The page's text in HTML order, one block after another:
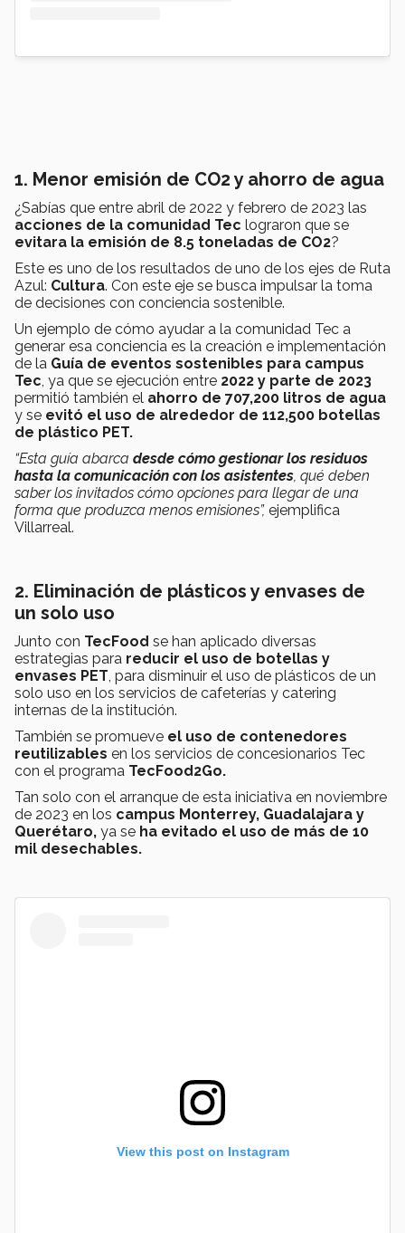
1. Menor emisión de CO2 y ahorro de agua
¿Sabías que entre abril de 2022 y febrero de 2023 las
acciones de la comunidad Tec lograron que se
evitara la emisión de 8.5 toneladas de CO2?
Este es uno de los resultados de uno de los ejes de Ruta
Azul: Cultura. Con este eje se busca impulsar la toma
de decisiones con conciencia sostenible.
Un ejemplo de cómo ayudar a la comunidad Tec a
generar esa conciencia es la creación e implementación
de la Guía de eventos sostenibles para campus
Tec, ya que se ejecución entre 2022 y parte de 2023
permitió también el ahorro de 707,200 litros de agua
y se evitó el uso de alrededor de 112,500 botellas
de plástico PET.
“Esta guía abarca desde cómo gestionar los residuos
hasta la comunicación con los asistentes, qué deben
saber los invitados cómo opciones para llegar de una
forma que produzca menos emisiones”, ejemplifica
Villarreal.
2. Eliminación de plásticos y envases de
un solo uso
Junto con TecFood se han aplicado diversas
estrategias para reducir el uso de botellas y
envases PET, para disminuir el uso de plásticos de un
solo uso en los servicios de cafeterías y catering
internas de la institución.
También se promueve el uso de contenedores
reutilizables en los servicios de concesionarios Tec
con el programa TecFood2Go.
Tan solo con el arranque de esta iniciativa en noviembre
de 2023 en los campus Monterrey, Guadalajara y
Querétaro, ya se ha evitado el uso de más de 10
mil desechables.
View this post on Instagram